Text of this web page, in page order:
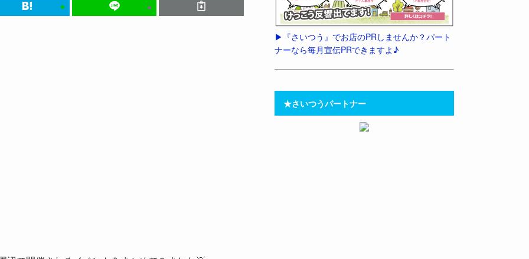
▶︎『さいつう』でお店のPRしませんか？パート
ナーなら毎月宣伝PRできますよ♪
★さいつうパートナー